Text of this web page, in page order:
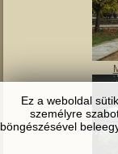
Ez a weboldal
személyre
böngészésével